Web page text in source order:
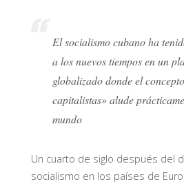
El socialismo cubano ha
a los nuevos tiempos en un
globalizado donde el
capitalistas» alude
mundo
Un cuarto de siglo después del
socialismo en los países de